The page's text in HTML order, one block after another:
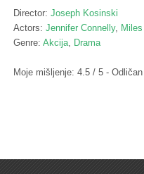
Director: Joseph Kosinski
Actors: Jennifer Connelly,
Genre: Akcija, Drama
Moje mišljenje: 4.5 / 5 - Odličan